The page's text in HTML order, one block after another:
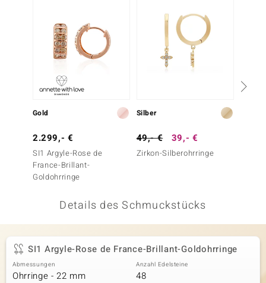
BY DE MELO
Collection
Gold
2.299,- €
SI1 Argyle-Rose de
France-Brillant-
Goldohrringe
Silber
49,- € 39,- €
Zirkon-Silberohrringe
Details des Schmuckstücks
SI1 Argyle-Rose de France-Brillant-Goldohrringe
Abmessungen
Ohrringe - 22 mm
Anzahl Edelsteine
48